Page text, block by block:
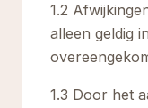
1.2
alleen geldig
1.3 Door het